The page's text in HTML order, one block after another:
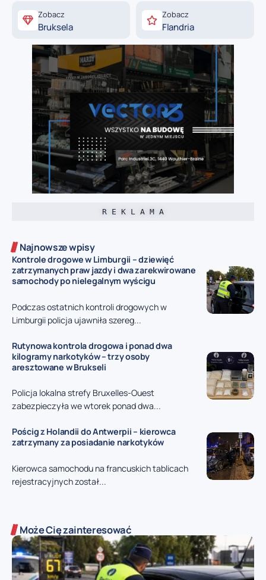
Zobacz
Bruksela
Zobacz
Flandria
R E K L A M A
Najnowsze wpisy
Kontrole drogowe w Limburgii – dziewięć
zatrzymanych praw jazdy i dwa zarekwirowane
samochody po nielegalnym wyścigu
Podczas ostatnich kontroli drogowych w
Limburgii policja ujawniła szereg...
Rutynowa kontrola drogowa i ponad dwa
kilogramy narkotyków – trzy osoby
aresztowane w Brukseli
Policja lokalna strefy Bruxelles-Ouest
zabezpieczyła we wtorek ponad dwa...
Pościg z Holandii do Antwerpii – kierowca
zatrzymany za posiadanie narkotyków
Kierowca samochodu na francuskich tablicach
rejestracyjnych został...
Może Cię zainteresować